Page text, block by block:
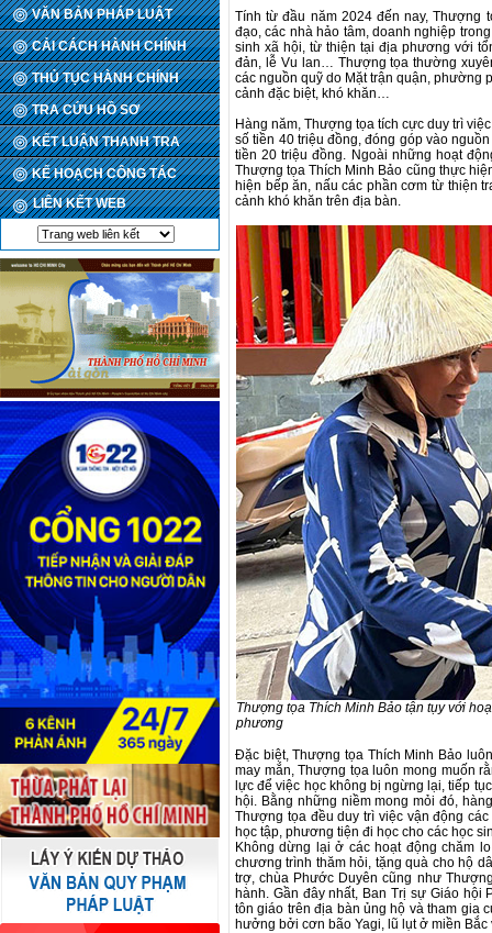
VĂN BẢN PHÁP LUẬT
CẢI CÁCH HÀNH CHÍNH
THỦ TỤC HÀNH CHÍNH
TRA CỨU HỒ SƠ
KẾT LUẬN THANH TRA
KẾ HOẠCH CÔNG TÁC
LIÊN KẾT WEB
Tính từ đầu năm 2024 đến nay, Thượng
đạo, các nhà hảo tâm, doanh nghiệp
sinh xã hội, từ thiện tại địa phương với
đản, lễ Vu lan… Thượng tọa thường
các nguồn quỹ do Mặt trận quận, phường
cảnh đặc biệt, khó khăn…
Hàng năm, Thượng tọa tích cực duy trì
số tiền 40 triệu đồng, đóng góp vào
tiền 20 triệu đồng. Ngoài những hoạt
Thượng tọa Thích Minh Bảo cũng thực
hiện bếp ăn, nấu các phần cơm từ thiện
cảnh khó khăn trên địa bàn.
Thượng tọa Thích Minh Bảo tận tụy với
phương
Đặc biệt, Thượng tọa Thích Minh Bảo
may mắn, Thượng tọa luôn mong muốn
lực để việc học không bị ngừng lại, tiếp
hội. Bằng những niềm mong mỏi đó,
Thượng tọa đều duy trì việc vận động
học tập, phương tiện đi học cho các học
Không dừng lại ở các hoạt động chăm
chương trình thăm hỏi, tặng quà cho hộ
trợ, chùa Phước Duyên cũng như
hành. Gần đây nhất, Ban Trị sự Giáo hội
tôn giáo trên địa bàn ủng hộ và tham gia
hưởng bởi cơn bão Yagi, lũ lụt ở miền